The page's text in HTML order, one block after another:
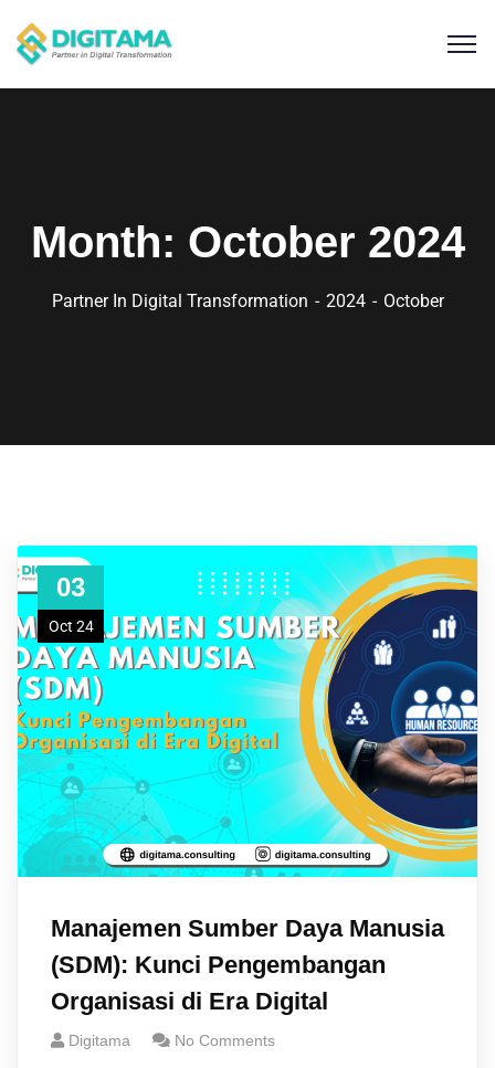
Month: October 2024
Partner In Digital Transformation 2024 October
03
Oct 24
Manajemen Sumber Daya Manusia
(SDM): Kunci Pengembangan
Organisasi di Era Digital
Digitama No Comments